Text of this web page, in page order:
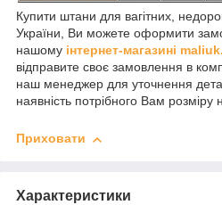
Купити штани для вагітних,
України, Ви можете оформити
нашому інтернет-магазині
відправите своє замовлення в
наш менеджер для уточнення
наявність потрібного Вам розміру
Приховати
Характеристики